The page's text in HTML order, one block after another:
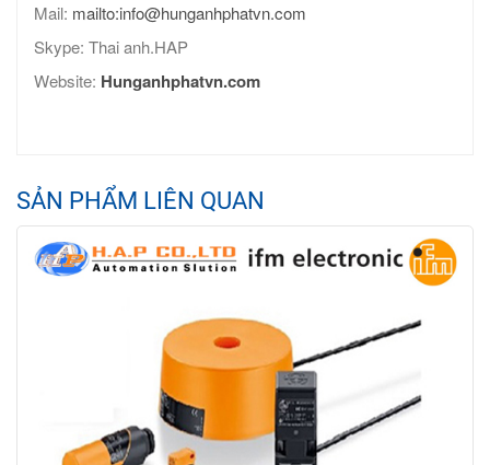
Mail: mailto:info@hunganhphatvn.com
Skype: Thai anh.HAP
Website: Hunganhphatvn.com
SẢN PHẨM LIÊN QUAN